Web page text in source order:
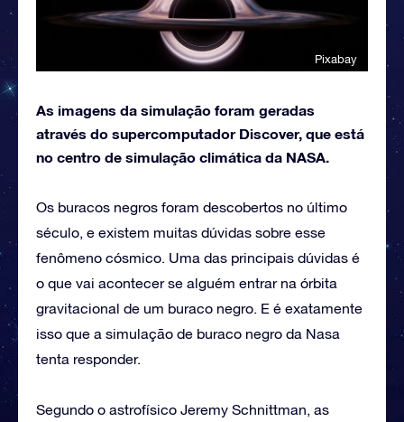
Pixabay
As imagens da simulação foram geradas
através do supercomputador Discover, que está
no centro de simulação climática da NASA.
Os buracos negros foram descobertos no último
século, e existem muitas dúvidas sobre esse
fenômeno cósmico. Uma das principais dúvidas é
o que vai acontecer se alguém entrar na órbita
gravitacional de um buraco negro. E é exatamente
isso que a simulação de buraco negro da Nasa
tenta responder.
Segundo o astrofísico Jeremy Schnittman, as